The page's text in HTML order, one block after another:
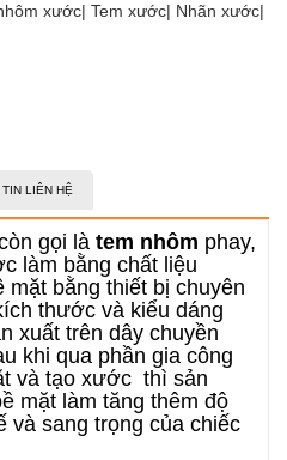
xước| Tem xước| Nhãn xước|
LIÊN HỆ
gọi là tem nhôm phay,
làm bằng chất liệu
bằng thiết bị chuyên
thước và kiểu dáng
xuất trên dây chuyền
khi qua phần gia công
và tạo xước thì sản
mặt làm tăng thêm độ
và sang trọng của chiếc